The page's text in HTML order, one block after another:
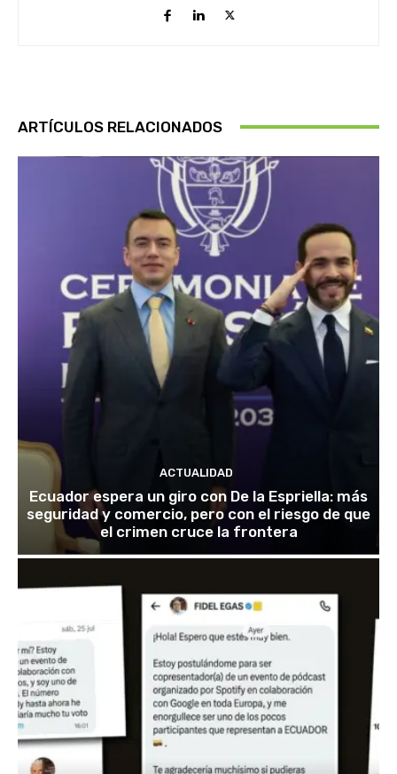
ARTÍCULOS RELACIONADOS
ACTUALIDAD
Ecuador espera un giro con De la Espriella: más
seguridad y comercio, pero con el riesgo de que
el crimen cruce la frontera